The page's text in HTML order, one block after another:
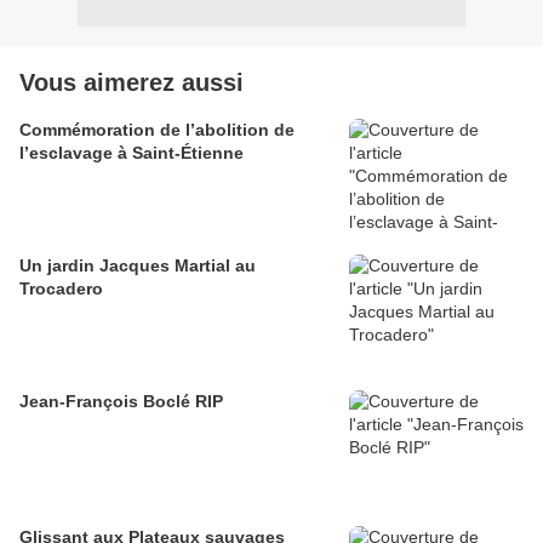
Vous aimerez aussi
Commémoration de l’abolition de
l’esclavage à Saint-Étienne
Un jardin Jacques Martial au
Trocadero
Jean-François Boclé RIP
Glissant aux Plateaux sauvages